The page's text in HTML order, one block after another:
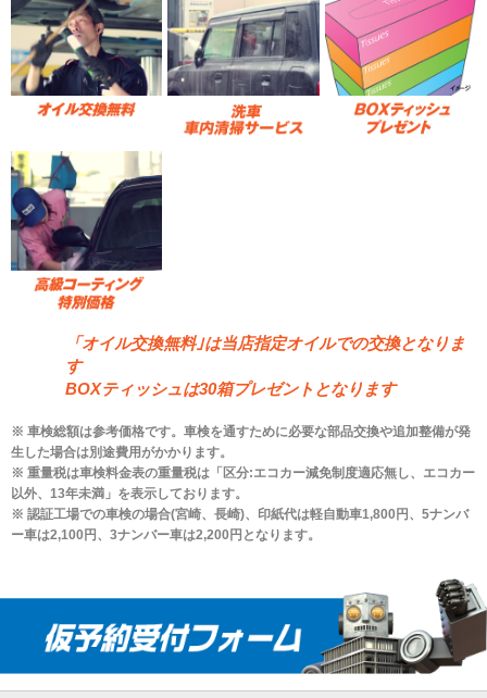
「オイル交換無料｣は当店指定オイルでの交換となりま
す
BOXティッシュは30箱プレゼントとなります
※ 車検総額は参考価格です。車検を通すために必要な部品交換や追加整備が発
生した場合は別途費用がかかります。
※ 重量税は車検料金表の重量税は「区分:エコカー減免制度適応無し、エコカー
以外、13年未満」を表示しております。
※ 認証工場での車検の場合(宮崎、長崎)、印紙代は軽自動車1,800円、5ナンバ
ー車は2,100円、3ナンバー車は2,200円となります。